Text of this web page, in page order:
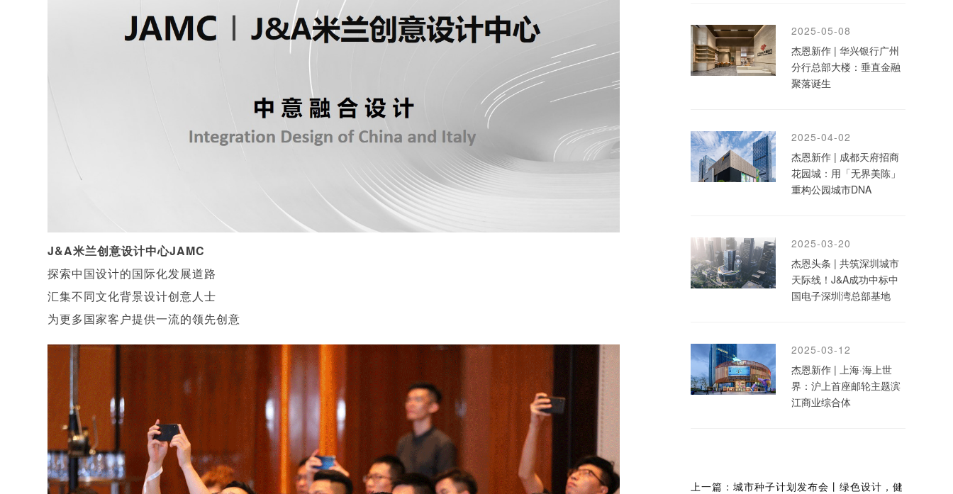
J&A米兰创意设计中心JAMC
探索中国设计的国际化发展道路
汇集不同文化背景设计创意人士
为更多国家客户提供一流的领先创意
2025-05-08
杰恩新作 | 华兴银行广州
分行总部大楼：垂直金融
聚落诞生
2025-04-02
杰恩新作 | 成都天府招商
花园城：用「无界美陈」
重构公园城市DNA
2025-03-20
杰恩头条 | 共筑深圳城市
天际线！J&A成功中标中
国电子深圳湾总部基地
2025-03-12
杰恩新作 | 上海·海上世
界：沪上首座邮轮主题滨
江商业综合体
上一篇：城市种子计划发布会丨绿色设计，健